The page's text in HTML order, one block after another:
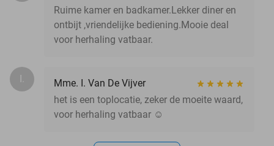
Ruime kamer en badkamer.Lekker diner en
ontbijt ,vriendelijke bediening.Mooie deal
voor herhaling vatbaar.
I.
Mme. I. Van De Vijver
het is een toplocatie, zeker de moeite waard,
voor herhaling vatbaar ☺️